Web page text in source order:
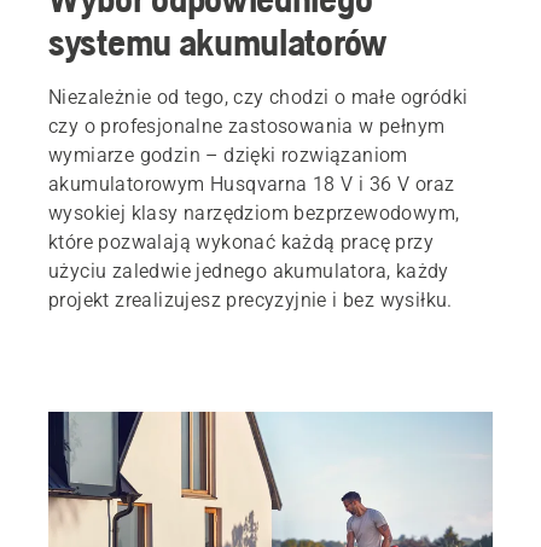
Moc akumulatora, której możesz zaufać
Czy akumulator jest właściwym wyborem?
FAQ — akumulator
Wyszukiwarka dilerów
systemu akumulatorów
Niezależnie od tego, czy chodzi o małe ogródki
czy o profesjonalne zastosowania w pełnym
wymiarze godzin – dzięki rozwiązaniom
akumulatorowym Husqvarna 18 V i 36 V oraz
wysokiej klasy narzędziom bezprzewodowym,
które pozwalają wykonać każdą pracę przy
użyciu zaledwie jednego akumulatora, każdy
projekt zrealizujesz precyzyjnie i bez wysiłku.